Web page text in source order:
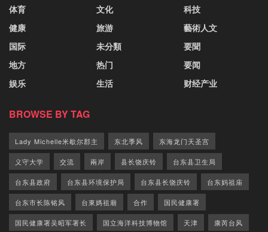
体育
健康
国际
地方
娱乐
文化
旅游
未分類
热门
生活
科技
藝術人文
要聞
要闻
财经产业
BROWSE BY TAG
Lady Michelle米歇尔郡主 东北季风 东海龙门天圣宫
义守大学 交流 兩岸 县长饶庆铃 台东县卫生局
台东县政府 台东县环境保护局 台东县长饶庆铃 台东妈祖庙
台东市长陈铭风 台東媽祖廟 合作 国民健康署
国民健康署吴昭军署长 国立海洋科技博物馆 天津 康芮台风